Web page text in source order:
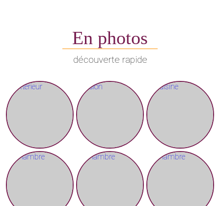
En photos
découverte rapide